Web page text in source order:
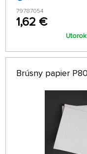
79787054
1,62 €
Brúsny papier